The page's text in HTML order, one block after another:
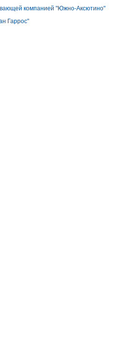
компанией "Южно-Аксютино"
Гаррос"